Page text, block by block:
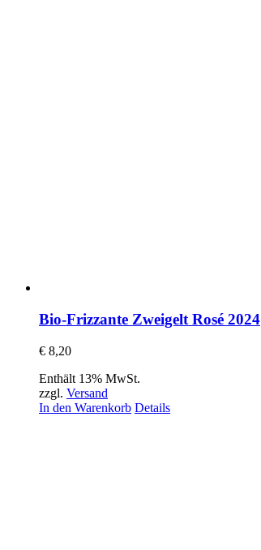
Bio-Frizzante Zweigelt Rosé 2024
€ 8,20
Enthält 13% MwSt.
zzgl. Versand
In den Warenkorb Details